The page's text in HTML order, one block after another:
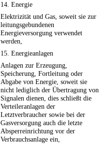
14. Energie
Elektrizität und Gas, soweit sie zur
leitungsgebundenen
Energieversorgung verwendet
werden,
15. Energieanlagen
Anlagen zur Erzeugung,
Speicherung, Fortleitung oder
Abgabe von Energie, soweit sie
nicht lediglich der Übertragung von
Signalen dienen, dies schließt die
Verteileranlagen der
Letztverbraucher sowie bei der
Gasversorgung auch die letzte
Absperreinrichtung vor der
Verbrauchsanlage ein,